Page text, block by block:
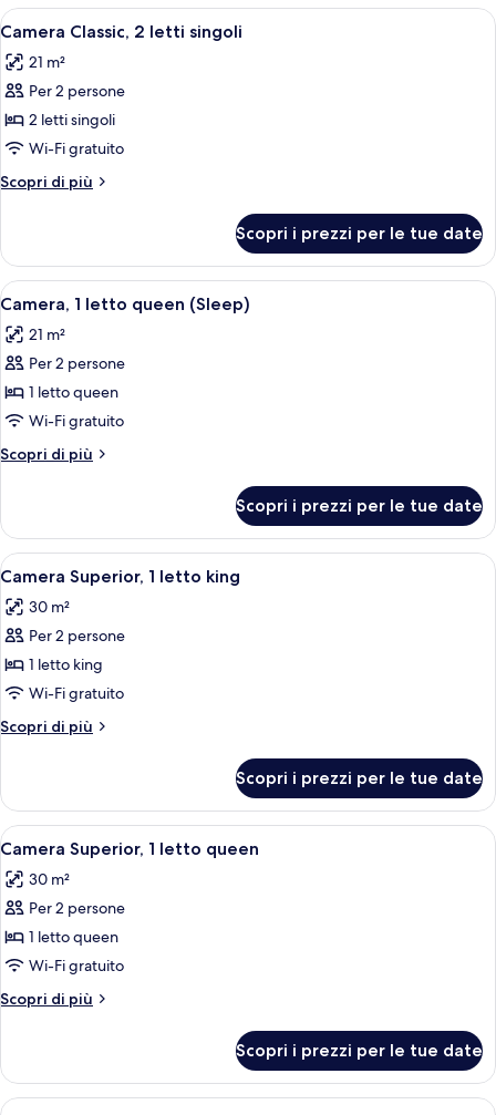
letto
Apri
tutte
le
foto
per
Camera
Classic,
2
singoli
Camera d'albergo con due letti, una
5
Camera Classic, 2 letti singoli
21 m²
Per 2 persone
2 letti singoli
Wi-Fi gratuito
Scopri di più
Altri
Classic,
letti
Scopri i prezzi per le tue date
Apri
tutte
le
foto
per
Camera,
1
letto
(Sleep)
Una camera moderna con TV a
6
Camera, 1 letto queen (Sleep)
21 m²
Per 2 persone
1 letto queen
Wi-Fi gratuito
Scopri di più
Altri
1
letto
queen
Scopri i prezzi per le tue date
Apri
tutte
le
foto
per
Camera
Superior,
1
king
Una camera d'albergo con un letto,
6
Camera Superior, 1 letto king
30 m²
Per 2 persone
1 letto king
Wi-Fi gratuito
Scopri di più
Altri
Superior,
letto
Scopri i prezzi per le tue date
Apri
tutte
le
foto
per
Camera
Superior,
1
queen
Una camera d'albergo con un letto,
5
Camera Superior, 1 letto queen
30 m²
Per 2 persone
1 letto queen
Wi-Fi gratuito
Scopri di più
Altri
Superior,
Scopri i prezzi per le tue date
Apri Camera d'albergo con due letti,